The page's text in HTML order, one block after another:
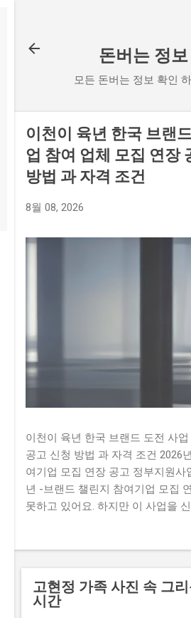
돈버는 정보
모든 돈버는 정보 확인
이천이 육년 한국 브랜
업 참여 업체 모집 연장
방법 과 자격 조건
8월 08, 2026
이천이 육년 한국 브랜드 도전 사
공고 신청 방법 과 자격 조건 2026
여기업 모집 연장 공고 정부지원사
년 -브랜드 챌린지 참여기업 모집
못하고 있어요. 하지만 이 사업을
롭다는 생각이 많이 있습니다. 둘
아 실질적인 도움이 되지 않을 것
고현정 가족 사진 속 그리
시간